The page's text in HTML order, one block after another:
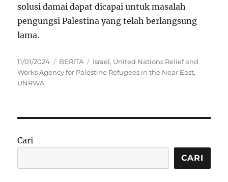
solusi damai dapat dicapai untuk masalah
pengungsi Palestina yang telah berlangsung
lama.
Posted
on
11/01/2024 Categories
BERITA Tags
Israel, United Nations Relief and
Works Agency for Palestine Refugees in the Near East,
UNRWA
Cari
CARI